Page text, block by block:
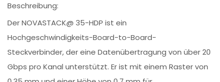
Beschreibung:
Der NOVASTACK@ 35-HDP ist ein
Hochgeschwindigkeits-Board-to-Board-
Steckverbinder, der eine Datenübertragung von über 20
Gbps pro Kanal unterstützt. Er ist mit einem Raster von